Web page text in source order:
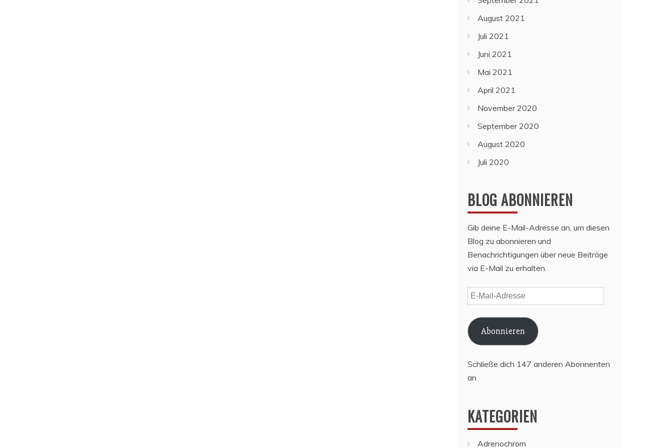
August 2021
Juli 2021
Juni 2021
Mai 2021
April 2021
November 2020
September 2020
August 2020
Juli 2020
BLOG ABONNIEREN
Gib deine E-Mail-Adresse an, um diesen
Blog zu abonnieren und
Benachrichtigungen über neue Beiträge
via E-Mail zu erhalten.
E-
Mail-
Adresse
Abonnieren
Schließe dich 147 anderen Abonnenten
an
KATEGORIEN
Adrenochrom